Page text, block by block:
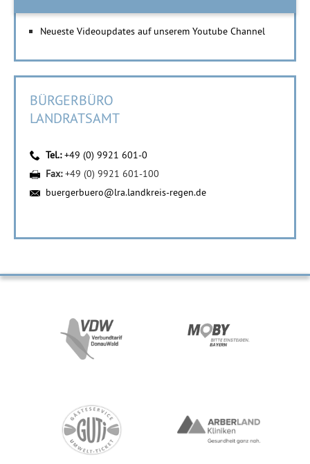
Neueste Videoupdates auf unserem Youtube Channel
BÜRGERBÜRO
LANDRATSAMT
Tel.:+49 (0) 9921 601-0
Fax:+49 (0) 9921 601-100
buergerbuero@lra.landkreis-regen.de